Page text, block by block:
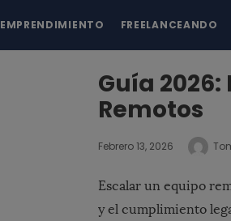
EMPRENDIMIENTO FREELANCEANDO
Guía
Remotos
Febrero 13, 2026
Escalar un equipo
y el cumplimiento